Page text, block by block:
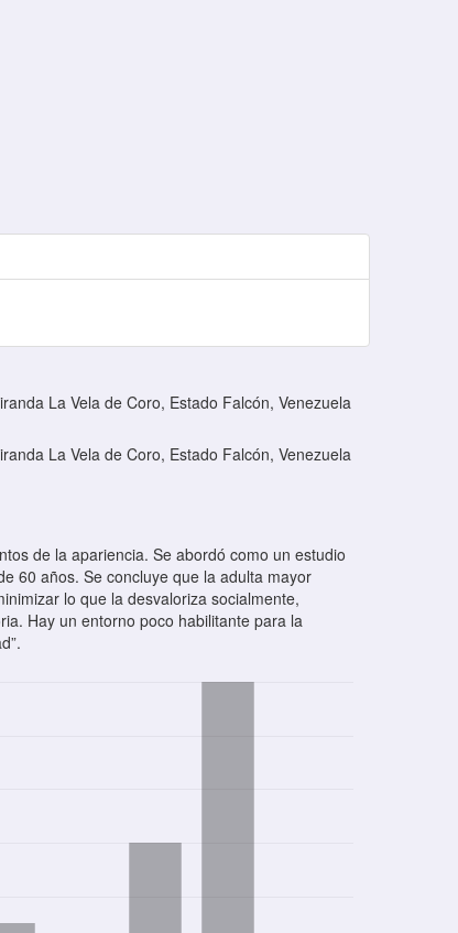
La Vela de Coro, Estado Falcón, Venezuela
La Vela de Coro, Estado Falcón, Venezuela
de la apariencia. Se abordó como un estudio
60 años. Se concluye que la adulta mayor
lo que la desvaloriza socialmente,
Hay un entorno poco habilitante para la